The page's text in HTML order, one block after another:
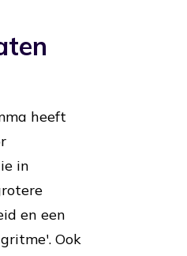
heeft
in
en een
Ook